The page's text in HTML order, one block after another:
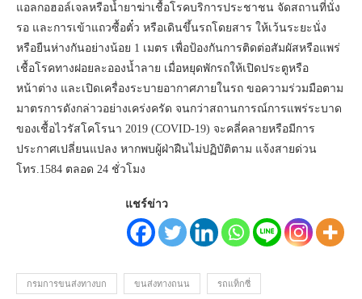
แอลกอฮอล์เจลหรือน้ำยาฆ่าเชื้อโรคบริการประชาชน จัดสถานที่นั่ง
รอ และการเข้าแถวซื้อตั๋ว หรือเดินขึ้นรถโดยสาร ให้เว้นระยะนั่ง
หรือยืนห่างกันอย่างน้อย 1 เมตร เพื่อป้องกันการติดต่อสัมผัสหรือแพร่
เชื้อโรคทางฝอยละอองน้ำลาย เมื่อหยุดพักรถให้เปิดประตูหรือ
หน้าต่าง และเปิดเครื่องระบายอากาศภายในรถ ขอความร่วมมือตาม
มาตรการดังกล่าวอย่างเคร่งครัด จนกว่าสถานการณ์การแพร่ระบาด
ของเชื้อไวรัสโคโรนา 2019 (COVID-19) จะคลี่คลายหรือมีการ
ประกาศเปลี่ยนแปลง หากพบผู้ฝ่าฝืนไม่ปฏิบัติตาม แจ้งสายด่วน
โทร.1584 ตลอด 24 ชั่วโมง
แชร์ข่าว
กรมการขนส่งทางบก ขนส่งทางถนน รถแท็กซี่